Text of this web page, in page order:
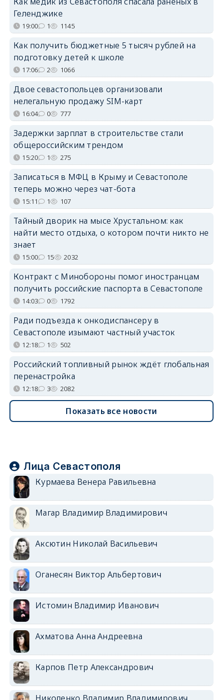
Геленджике
19:00 1 1145
Как получить бюджетные 5 тысяч рублей на
подготовку детей к школе
17:06 2 1066
Двое севастопольцев организовали
нелегальную продажу SIM-карт
16:04 0 777
Задержки зарплат в строительстве стали
общероссийским трендом
15:20 1 275
Записаться в МФЦ в Крыму и Севастополе
теперь можно через чат-бота
15:11 1 107
Тайный дворик на мысе Хрустальном: как
найти место отдыха, о котором почти никто не
знает
15:00 15 2032
Контракт с Минобороны помог иностранцам
получить российские паспорта в Севастополе
14:03 0 1792
Ради подъезда к онкодиспансеру в
Севастополе изымают частный участок
12:18 1 502
Российский топливный рынок ждёт глобальная
перенастройка
12:18 3 2082
Показать все новости
Лица Севастополя
Курмаева Венера Равильевна
Магар Владимир Владимирович
Аксютин Николай Васильевич
Оганесян Виктор Альбертович
Истомин Владимир Иванович
Ахматова Анна Андреевна
Карпов Петр Александрович